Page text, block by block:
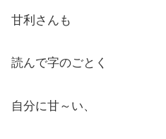
甘利さんも
読んで字のごとく
自分に甘～い、